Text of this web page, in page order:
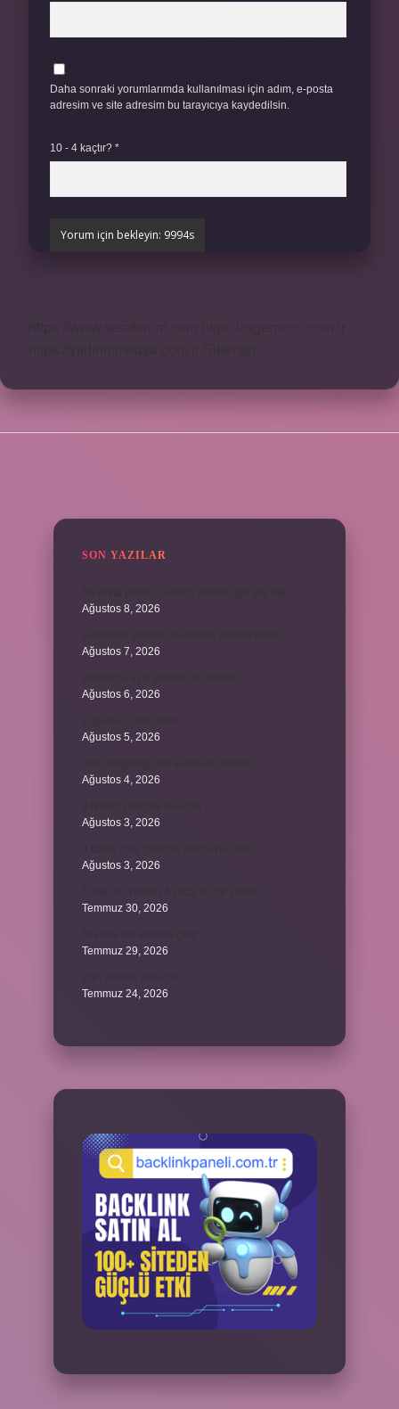
Daha sonraki yorumlarımda kullanılması için adım, e-posta
adresim ve site adresim bu tarayıcıya kaydedilsin.
10 - 4 kaçtır? *
SON YAZILAR
Ağustos 8, 2026
Ağustos 7, 2026
Ağustos 6, 2026
Ağustos 5, 2026
Ağustos 4, 2026
Ağustos 3, 2026
Ağustos 3, 2026
Temmuz 30, 2026
Temmuz 29, 2026
Temmuz 24, 2026